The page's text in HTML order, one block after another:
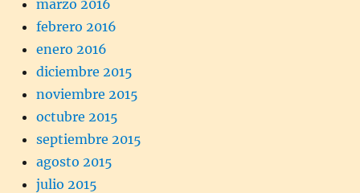
marzo 2016
febrero 2016
enero 2016
diciembre 2015
noviembre 2015
octubre 2015
septiembre 2015
agosto 2015
julio 2015